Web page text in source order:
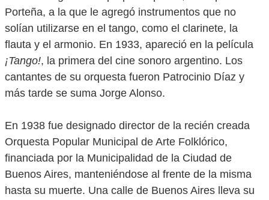
Porteña, a la que le agregó instrumentos que no
solían utilizarse en el tango, como el clarinete, la
flauta y el armonio. En 1933, apareció en la película
¡Tango!, la primera del cine sonoro argentino. Los
cantantes de su orquesta fueron Patrocinio Díaz y
más tarde se suma Jorge Alonso.
En 1938 fue designado director de la recién creada
Orquesta Popular Municipal de Arte Folklórico,
financiada por la Municipalidad de la Ciudad de
Buenos Aires, manteniéndose al frente de la misma
hasta su muerte. Una calle de Buenos Aires lleva su